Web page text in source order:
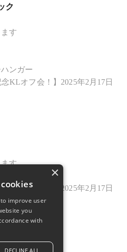
ク
す
ンガー
念KLオフ会！】2025年2月17日
す
念KLオフ会！】2025年2月17日
×
improve user
you
with
DECLINE ALL